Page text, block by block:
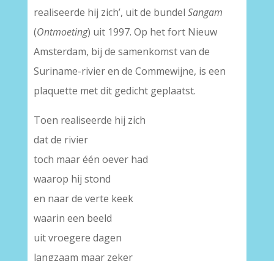
realiseerde hij zich’, uit de bundel Sangam
(Ontmoeting) uit 1997. Op het fort Nieuw
Amsterdam, bij de samenkomst van de
Suriname-rivier en de Commewijne, is een
plaquette met dit gedicht geplaatst.
Toen realiseerde hij zich
dat de rivier
toch maar één oever had
waarop hij stond
en naar de verte keek
waarin een beeld
uit vroegere dagen
langzaam maar zeker